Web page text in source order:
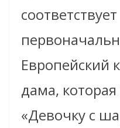
соответствует
Европейский
дама,
«Девочку с